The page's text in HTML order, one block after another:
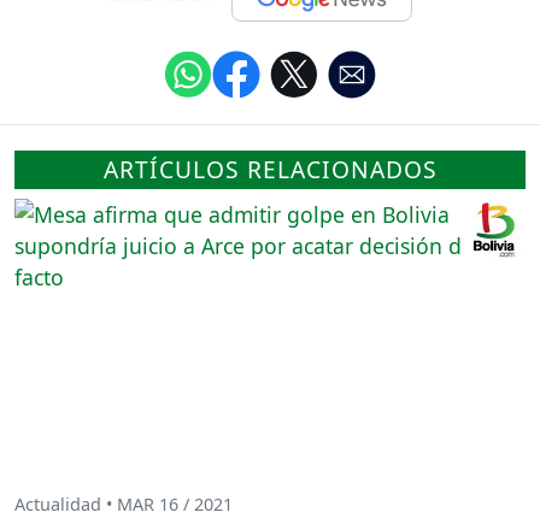
ARTÍCULOS RELACIONADOS
Actualidad • MAR 16 / 2021